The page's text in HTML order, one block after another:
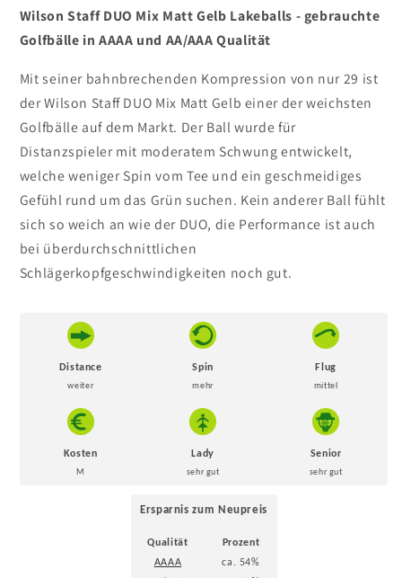
DUO
Mix
Gelb
-
Golfbälle
/
Lakeballs
DUO
Mix
Gelb
-
Golfbälle
/
Lakeballs
Wilson Staff DUO Mix Matt Gelb Lakeballs - gebrauchte
Golfbälle in AAAA und AA/AAA Qualität
Mit seiner bahnbrechenden Kompression von nur 29 ist
der Wilson Staff DUO Mix Matt Gelb einer der weichsten
Golfbälle auf dem Markt. Der Ball wurde für
Distanzspieler mit moderatem Schwung entwickelt,
welche weniger Spin vom Tee und ein geschmeidiges
Gefühl rund um das Grün suchen. Kein anderer Ball fühlt
sich so weich an wie der DUO, die Performance ist auch
bei überdurchschnittlichen
Schlägerkopfgeschwindigkeiten noch gut.
Distance Spin Flug
weiter mehr mittel
Kosten Lady Senior
M sehr gut sehr gut
Ersparnis zum Neupreis
Qualität
Prozent
AAAA
ca. 54%